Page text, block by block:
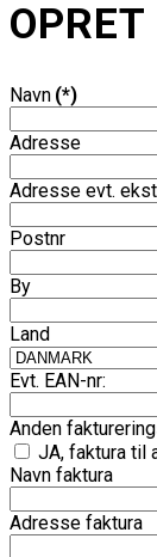
Navn (*)
Adresse
Adresse evt.
Postnr
By
Land
Evt. EAN-nr:
Anden
JA, faktura til
Navn faktura
Adresse faktura